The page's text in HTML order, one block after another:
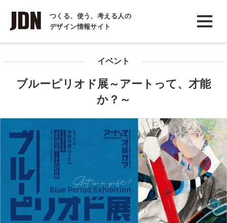
つくる、使う、考える人の
デザイン情報サイト
INTERVIEW
インタビュー
イベント
ブルーピリオド展～アートって、才能
か？～